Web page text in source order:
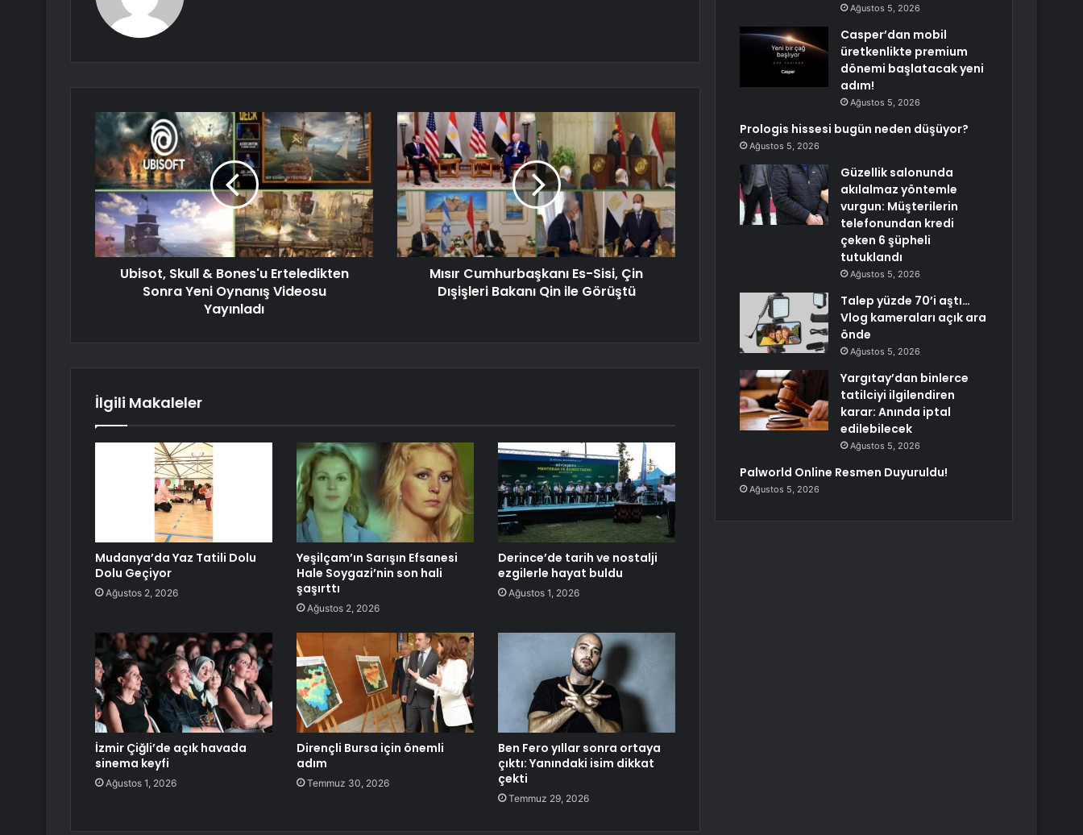
Ubisot, Skull & Bones'u Erteledikten
Sonra Yeni Oynanış Videosu
Yayınladı
Mısır Cumhurbaşkanı Es-Sisi, Çin
Dışişleri Bakanı Qin ile Görüştü
İlgili Makaleler
Mudanya’da Yaz Tatili Dolu
Dolu Geçiyor
Ağustos 2, 2026
Yeşilçam’ın Sarışın Efsanesi
Hale Soygazi’nin son hali
şaşırttı
Ağustos 2, 2026
Derince’de tarih ve nostalji
ezgilerle hayat buldu
Ağustos 1, 2026
İzmir Çiğli’de açık havada
sinema keyfi
Ağustos 1, 2026
Dirençli Bursa için önemli
adım
Temmuz 30, 2026
Ben Fero yıllar sonra ortaya
çıktı: Yanındaki isim dikkat
çekti
Temmuz 29, 2026
Ağustos 5, 2026
Casper’dan mobil
üretkenlikte premium
dönemi başlatacak yeni
adım!
Ağustos 5, 2026
Prologis hissesi bugün neden düşüyor?
Ağustos 5, 2026
Güzellik salonunda
akılalmaz yöntemle
vurgun: Müşterilerin
telefonundan kredi
çeken 6 şüpheli
tutuklandı
Ağustos 5, 2026
Talep yüzde 70’i aştı…
Vlog kameraları açık ara
önde
Ağustos 5, 2026
Yargıtay’dan binlerce
tatilciyi ilgilendiren
karar: Anında iptal
edilebilecek
Ağustos 5, 2026
Palworld Online Resmen Duyuruldu!
Ağustos 5, 2026